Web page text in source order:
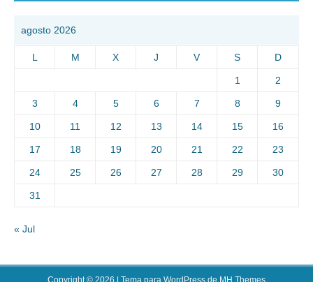
agosto 2026
L M X J V S D
1 2
3 4 5 6 7 8 9
10 11 12 13 14 15 16
17 18 19 20 21 22 23
24 25 26 27 28 29 30
31
« Jul
Copyright © 2026 | Tema para WordPress de MH Themes